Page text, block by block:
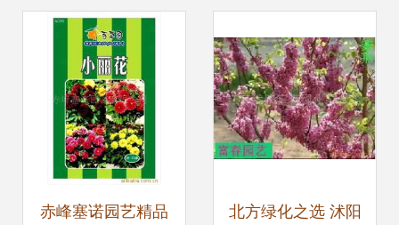
赤峰塞诺园艺精品 北方绿化之选 沭阳